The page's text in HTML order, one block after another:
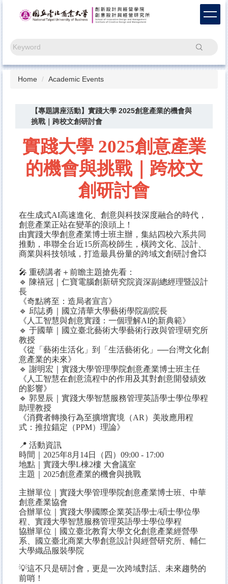
content
Search
Home Academic Events
【專題講座活動】實踐大學 2025創意產業的機會與
挑戰｜跨校文創研討會
實踐大學 2025創意產業
的機會與挑戰｜跨校文
創研討會
在生成式AI高速進化、創意與科技深度融合的時代，
創意產業正站在變革的浪頭上！
由實踐大學創意產業博士班主辦，集結四校六系共同
推動，串聯全台近15所高校師生，橫跨文化、設計、
商業與科技領域，打造最具份量的跨域文創研討會💥
🎤 重磅講者＋前瞻主題搶先看：
🔹 陳禧冠｜仁寶電腦創新研究院資深副總經理暨設計
長
《奇點將至：造局者宣言》
🔹 邱誌勇｜國立清華大學藝術學院副院長
《人工智慧與創意實踐：一個理解AI的新典範》
🔹 于國華｜國立臺北藝術大學藝術行政與管理研究所
教授
《從「藝術生活化」到「生活藝術化」──台灣文化創
意產業的未來》
🔹 謝明宏｜實踐大學管理學院創意產業博士班主任
《人工智慧在創意流程中的作用及其對創意開發績效
的影響》
🔹 郭昱辰｜實踐大學智慧服務管理英語學士學位學程
助理教授
《消費者轉換行為至擴增實境（AR）美妝應用程
式：推拉錨定（PPM）理論》
📍 活動資訊
時間｜2025年8月14日（四）09:00 - 17:00
地點｜實踐大學L棟2樓 大會議室
主題｜2025創意產業的機會與挑戰
主辦單位｜實踐大學管理學院創意產業博士班、中華
創意產業協會
合辦單位｜實踐大學國際企業英語學士/碩士學位學
程、實踐大學智慧服務管理英語學士學位學程
協辦單位｜國立臺北教育大學文化創意產業經營學
系、國立臺北商業大學創意設計與經營研究所、輔仁
大學織品服裝學院
💡這不只是研討會，更是一次跨域對話、未來趨勢的
前哨！